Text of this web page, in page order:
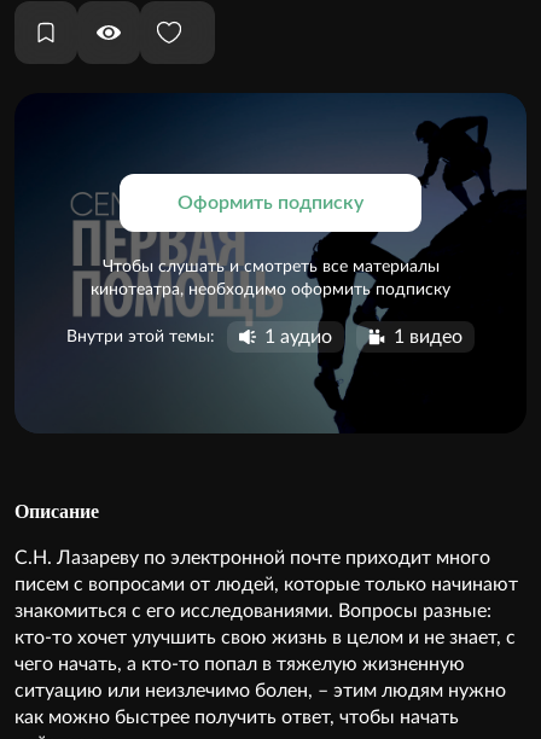
Оформить подписку
Чтобы слушать и смотреть все материалы
кинотеатра, необходимо оформить подписку
Внутри этой темы: 1 аудио 1 видео
Описание
С.Н. Лазареву по электронной почте приходит много
писем с вопросами от людей, которые только начинают
знакомиться с его исследованиями. Вопросы разные:
кто-то хочет улучшить свою жизнь в целом и не знает, с
чего начать, а кто-то попал в тяжелую жизненную
ситуацию или неизлечимо болен, – этим людям нужно
как можно быстрее получить ответ, чтобы начать